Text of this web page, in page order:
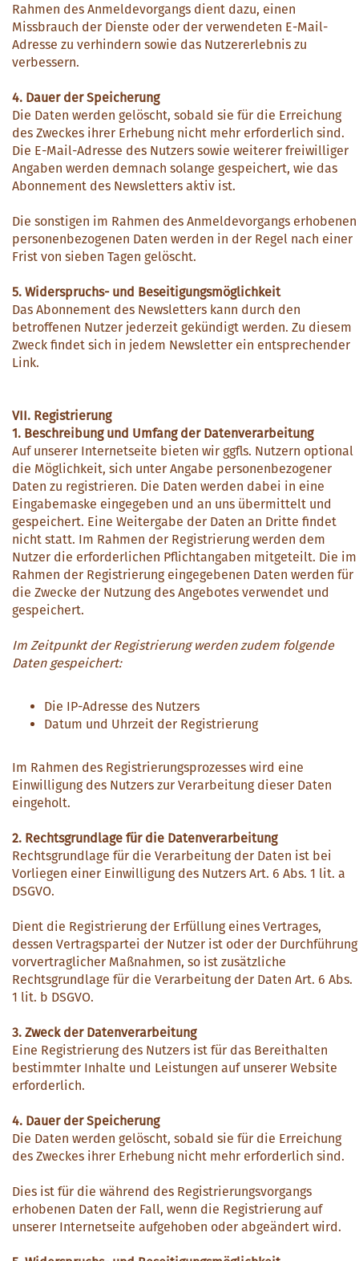
Rahmen des Anmeldevorgangs dient dazu, einen
Missbrauch der Dienste oder der verwendeten E-Mail-
Adresse zu verhindern sowie das Nutzererlebnis zu
verbessern.
4. Dauer der Speicherung
Die Daten werden gelöscht, sobald sie für die Erreichung
des Zweckes ihrer Erhebung nicht mehr erforderlich sind.
Die E-Mail-Adresse des Nutzers sowie weiterer freiwilliger
Angaben werden demnach solange gespeichert, wie das
Abonnement des Newsletters aktiv ist.
Die sonstigen im Rahmen des Anmeldevorgangs erhobenen
personenbezogenen Daten werden in der Regel nach einer
Frist von sieben Tagen gelöscht.
5. Widerspruchs- und Beseitigungsmöglichkeit
Das Abonnement des Newsletters kann durch den
betroffenen Nutzer jederzeit gekündigt werden. Zu diesem
Zweck findet sich in jedem Newsletter ein entsprechender
Link.
VII. Registrierung
1. Beschreibung und Umfang der Datenverarbeitung
Auf unserer Internetseite bieten wir ggfls. Nutzern optional
die Möglichkeit, sich unter Angabe personenbezogener
Daten zu registrieren. Die Daten werden dabei in eine
Eingabemaske eingegeben und an uns übermittelt und
gespeichert. Eine Weitergabe der Daten an Dritte findet
nicht statt. Im Rahmen der Registrierung werden dem
Nutzer die erforderlichen Pflichtangaben mitgeteilt. Die im
Rahmen der Registrierung eingegebenen Daten werden für
die Zwecke der Nutzung des Angebotes verwendet und
gespeichert.
Im Zeitpunkt der Registrierung werden zudem folgende
Daten gespeichert:
Die IP-Adresse des Nutzers
Datum und Uhrzeit der Registrierung
Im Rahmen des Registrierungsprozesses wird eine
Einwilligung des Nutzers zur Verarbeitung dieser Daten
eingeholt.
2. Rechtsgrundlage für die Datenverarbeitung
Rechtsgrundlage für die Verarbeitung der Daten ist bei
Vorliegen einer Einwilligung des Nutzers Art. 6 Abs. 1 lit. a
DSGVO.
Dient die Registrierung der Erfüllung eines Vertrages,
dessen Vertragspartei der Nutzer ist oder der Durchführung
vorvertraglicher Maßnahmen, so ist zusätzliche
Rechtsgrundlage für die Verarbeitung der Daten Art. 6 Abs.
1 lit. b DSGVO.
3. Zweck der Datenverarbeitung
Eine Registrierung des Nutzers ist für das Bereithalten
bestimmter Inhalte und Leistungen auf unserer Website
erforderlich.
4. Dauer der Speicherung
Die Daten werden gelöscht, sobald sie für die Erreichung
des Zweckes ihrer Erhebung nicht mehr erforderlich sind.
Dies ist für die während des Registrierungsvorgangs
erhobenen Daten der Fall, wenn die Registrierung auf
unserer Internetseite aufgehoben oder abgeändert wird.